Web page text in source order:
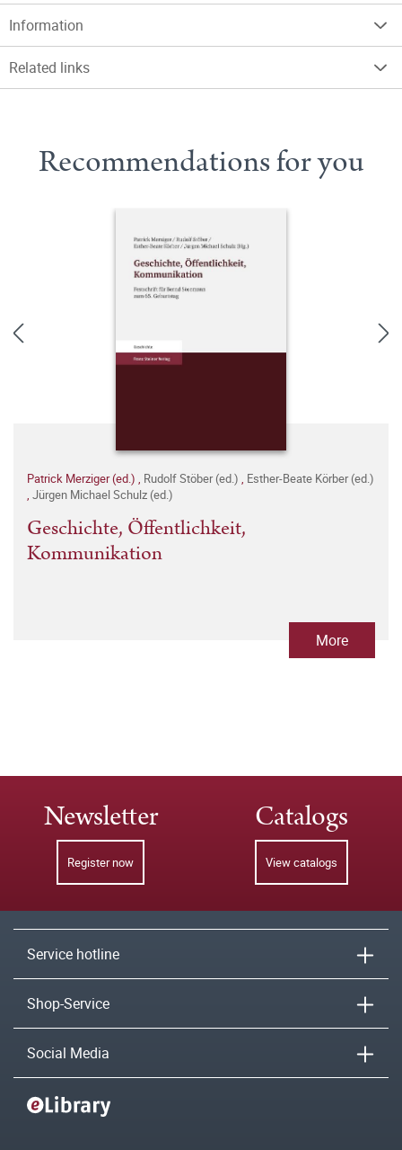
Information
Related links
Recommendations for you
Patrick Merziger (ed.) , Rudolf Stöber (ed.) , Esther-Beate Körber (ed.)
, Jürgen Michael Schulz (ed.)
Geschichte, Öffentlichkeit,
Kommunikation
More
Newsletter
Register now
Catalogs
View catalogs
Service hotline
Shop-Service
Social Media